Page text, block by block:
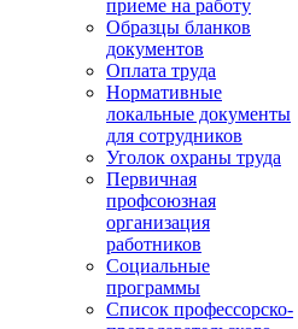
приеме на работу
Образцы бланков
документов
Оплата труда
Нормативные
локальные документы
для сотрудников
Уголок охраны труда
Первичная
профсоюзная
организация
работников
Социальные
программы
Список профессорско-